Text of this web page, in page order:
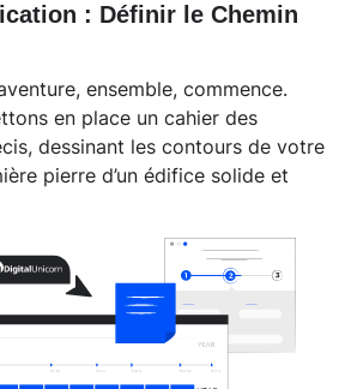
: Définir le Chemin
ensemble, commence.
en place un cahier des
dessinant les contours de votre
pierre d’un édifice solide et